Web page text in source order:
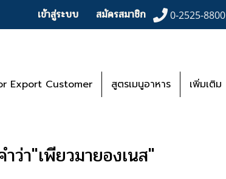
เข้าสู่ระบบ สมัครสมาชิก 0-2525-8800
Export Customer สูตรเมนูอาหาร เพิ่มเติม
า"เพียวมายองเนส"